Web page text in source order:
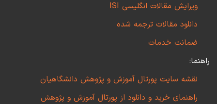
ویرایش مقالات انگلیسی ISI
دانلود مقالات ترجمه شده
ضمانت خدمات
راهنما:
نقشه سایت پورتال آموزش و پژوهش دانشگاهیان
راهنمای خرید و دانلود از پورتال آموزش و پژوهش